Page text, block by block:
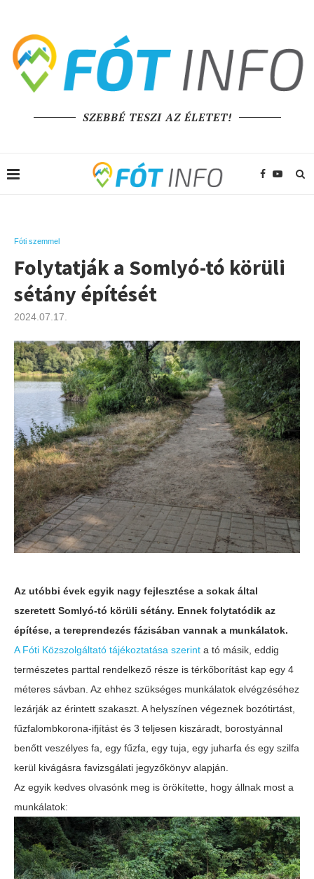
SZEBBÉ TESZI AZ ÉLETET!
Fóti szemmel
Folytatják a Somlyó-tó körüli
sétány építését
2024.07.17.
Az utóbbi évek egyik nagy fejlesztése a sokak által
szeretett Somlyó-tó körüli sétány. Ennek folytatódik az
építése, a tereprendezés fázisában vannak a munkálatok.
A Fóti Közszolgáltató tájékoztatása szerint a tó másik, eddig
természetes parttal rendelkező része is térkőborítást kap egy 4
méteres sávban. Az ehhez szükséges munkálatok elvégzéséhez
lezárják az érintett szakaszt. A helyszínen végeznek bozótirtást,
fűzfalombkorona-ifjítást és 3 teljesen kiszáradt, borostyánnal
benőtt veszélyes fa, egy fűzfa, egy tuja, egy juharfa és egy szilfa
kerül kivágásra favizsgálati jegyzőkönyv alapján.
Az egyik kedves olvasónk meg is örökítette, hogy állnak most a
munkálatok: